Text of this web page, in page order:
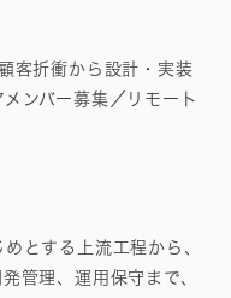
客折衝から設計・実装
ンバー募集／リモート
とする上流工程から、
管理、運用保守まで、